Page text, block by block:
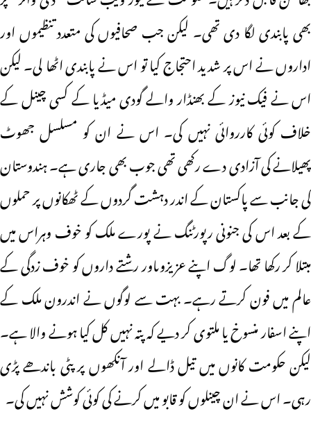
بھی پابندی لگا دی تھی۔ لیکن جب صحافیوں کی متعدد تنظیموں اور
اداروں نے اس پر شدید احتجاج کیا تو اس نے پابندی اٹھا لی۔ لیکن
اس نے فیک نیوز کے بھنڈار والے گودی میڈیا کے کسی چینل کے
خلاف کوئی کارروائی نہیں کی۔ اس نے ان کو مسلسل جھوٹ
پھیلانے کی آزادی دے رکھی تھی جوب بھی جاری ہے۔ ہندوستان
کی جانب سے پاکستان کے اندر دہشت گردوں کے ٹھکانوں پر حملوں
کے بعد اس کی جنونی رپورٹنگ نے پورے ملک کو خوف وہراس میں
مبتلا کر رکھا تھا۔ لوگ اپنے عزیزوںاور رشتے داروں کو خوف زدگی کے
عالم میں فون کرتے رہے۔ بہت سے لوگوں نے اندرون ملک کے
اپنے اسفار منسوخ یا ملتوی کر دیے کہ پتہ نہیں کل کیا ہونے والا ہے۔
لیکن حکومت کانوں میں تیل ڈالے اور آنکھوں پر پٹی باندھے پڑی
رہی۔ اس نے ان چینلوں کو قابو میں کرنے کی کوئی کوشش نہیں کی۔